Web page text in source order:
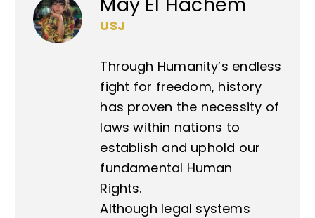
USJ
Through Humanity’s endless
fight for freedom, history
has proven the necessity of
laws within nations to
establish and uphold our
fundamental Human
Rights.
Although legal systems